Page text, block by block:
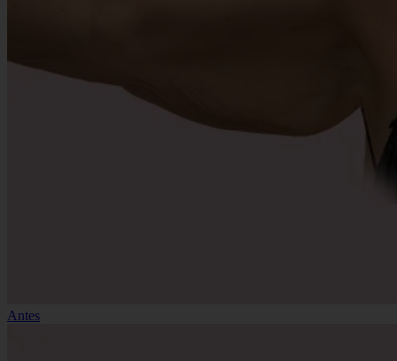
Antes